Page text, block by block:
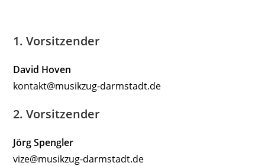
1. Vorsitzender
David Hoven
kontakt@musikzug-darmstadt.de
2. Vorsitzender
Jörg Spengler
vize@musikzug-darmstadt.de